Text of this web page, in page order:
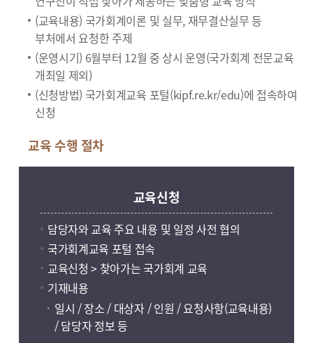
(교육내용) 국가회계이론 및 실무, 재무결산실무 등
부처에서 요청한 주제
(운영시기) 6월부터 12월 중 상시 운영(국가회계 전문교육
개최일 제외)
(신청방법) 국가회계교육 포털(kipf.re.kr/edu)에 접속하여
신청
교육 수행 절차
교육신청
담당자와 교육 주요 내용 및 일정 사전 협의
국가회계교육 포털 접속
교육신청 > 찾아가는 국가회계 교육
기재내용
일시 / 장소 / 대상자 / 인원 / 요청사항(교육내용)
/ 담당자 정보 등